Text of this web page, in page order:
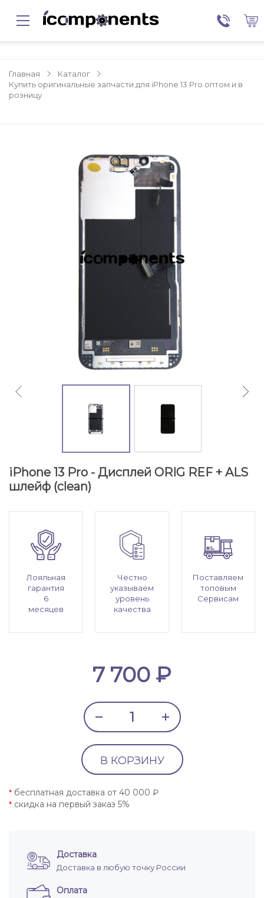
Главная
Каталог
Купить оригинальные запчасти для iPhone 13 Pro оптом и в
розницу
iPhone 13 Pro - Дисплей ORIG REF + ALS
шлейф (clean)
Лояльная
гарантия
6
месяцев
Честно
указываем
уровень
качества
Поставляем
топовым
Сервисам
7 700 ₽
В КОРЗИНУ
* бесплатная доставка от 40 000 ₽
* скидка на первый заказ 5%
Доставка
Доставка в любую точку России
Оплата